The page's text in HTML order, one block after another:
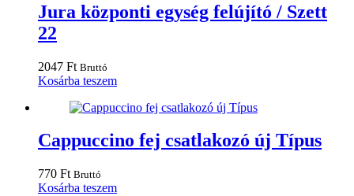
Jura központi egység felújító / Szett
22
2047 Ft Bruttó
Kosárba teszem
Cappuccino fej csatlakozó új Típus
770 Ft Bruttó
Kosárba teszem